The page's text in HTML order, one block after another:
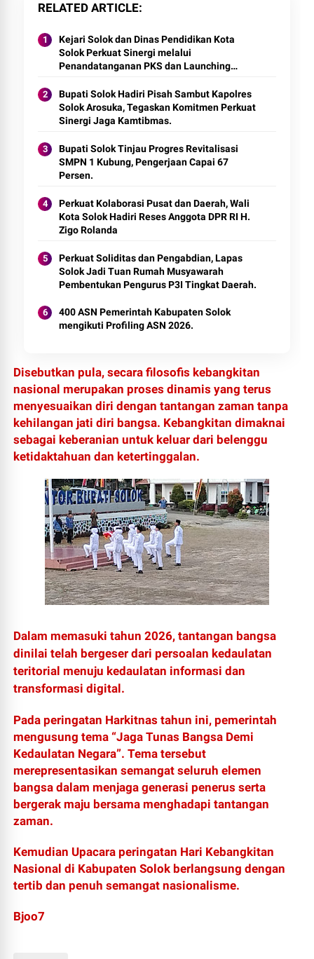
RELATED ARTICLE
Kejari Solok dan Dinas Pendidikan Kota
Solok Perkuat Sinergi melalui
Penandatanganan PKS dan Launching
Bupati Solok Hadiri Pisah Sambut Kapolres
Solok Arosuka, Tegaskan Komitmen Perkuat
Sinergi Jaga Kamtibmas.
Bupati Solok Tinjau Progres Revitalisasi
SMPN 1 Kubung, Pengerjaan Capai 67
Perkuat Kolaborasi Pusat dan Daerah, Wali
Kota Solok Hadiri Reses Anggota DPR RI H.
Zigo Rolanda
Perkuat Soliditas dan Pengabdian, Lapas
Solok Jadi Tuan Rumah Musyawarah
Pembentukan Pengurus P3I Tingkat Daerah.
400 ASN Pemerintah Kabupaten Solok
mengikuti Profiling ASN 2026.
Disebutkan pula, secara filosofis kebangkitan
nasional merupakan proses dinamis yang terus
menyesuaikan diri dengan tantangan zaman tanpa
kehilangan jati diri bangsa. Kebangkitan dimaknai
sebagai keberanian untuk keluar dari belenggu
ketidaktahuan dan ketertinggalan.
Dalam memasuki tahun 2026, tantangan bangsa
dinilai telah bergeser dari persoalan kedaulatan
teritorial menuju kedaulatan informasi dan
transformasi digital.
Pada peringatan Harkitnas tahun ini, pemerintah
mengusung tema “Jaga Tunas Bangsa Demi
Kedaulatan Negara”. Tema tersebut
merepresentasikan semangat seluruh elemen
bangsa dalam menjaga generasi penerus serta
bergerak maju bersama menghadapi tantangan
zaman.
Kemudian Upacara peringatan Hari Kebangkitan
Nasional di Kabupaten Solok berlangsung dengan
tertib dan penuh semangat nasionalisme.
Bjoo7